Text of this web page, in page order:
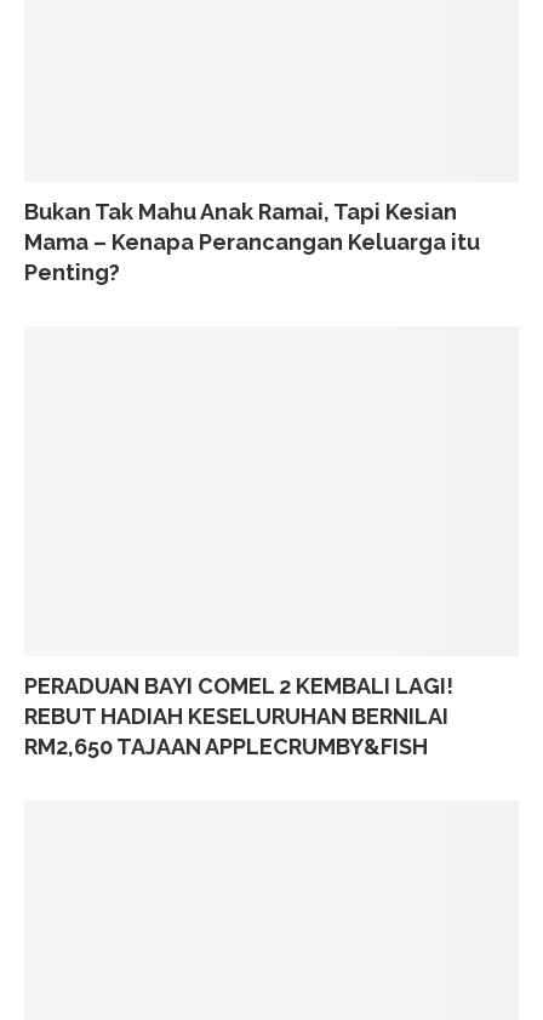
Bukan Tak Mahu Anak Ramai, Tapi Kesian
Mama – Kenapa Perancangan Keluarga itu
Penting?
PERADUAN BAYI COMEL 2 KEMBALI LAGI!
REBUT HADIAH KESELURUHAN BERNILAI
RM2,650 TAJAAN APPLECRUMBY&FISH